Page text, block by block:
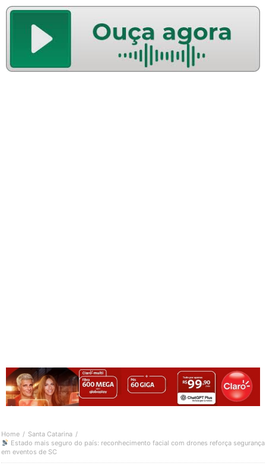
Home
Santa Catarina
Estado mais seguro do país: reconhecimento facial com drones reforça segurança
em eventos de SC